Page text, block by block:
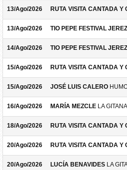
13/Ago/2026 RUTA VISITA CANTADA Y
13/Ago/2026 TIO PEPE FESTIVAL JEREZ
14/Ago/2026 TIO PEPE FESTIVAL JEREZ
15/Ago/2026 RUTA VISITA CANTADA Y
15/Ago/2026 JOSÉ LUIS CALERO
16/Ago/2026 MARÍA MEZCLE LA
18/Ago/2026 RUTA VISITA CANTADA Y
20/Ago/2026 RUTA VISITA CANTADA Y
20/Ago/2026 LUCÍA BENAVIDES LA